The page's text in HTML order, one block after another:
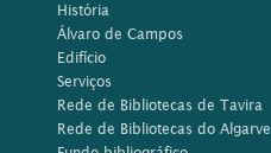
História
Álvaro de Campos
Edifício
Serviços
Rede de Bibliotecas de Tavira
Rede de Bibliotecas do Algarve